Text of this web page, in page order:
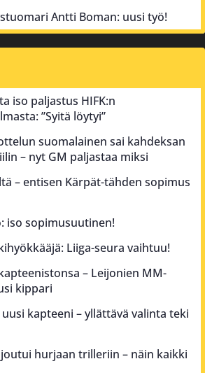
Antti Boman: uusi työ!
iso paljastus HIFK:n
”Syitä löytyi”
suomalainen sai kahdeksan
– nyt GM paljastaa miksi
– entisen Kärpät-tähden sopimus
iso sopimusuutinen!
Liiga-seura vaihtuu!
– Leijonien MM-
kippari
kapteeni – yllättävä valinta teki
hurjaan trilleriin – näin kaikki